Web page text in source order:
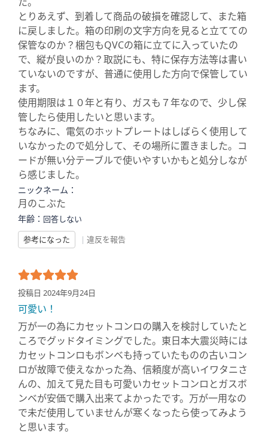
とりあえず、到着して商品の破損を確認して、また箱
に戻しました。箱の印刷の文字方向を見ると立てての
保管なのか？梱包もQVCの箱に立てに入っていたの
で、縦が良いのか？取説にも、特に保存方法等は書い
ていないのですが、普通に使用した方向で保管してい
ます。
使用期限は１０年と有り、ガスも７年なので、少し保
管したら使用したいと思います。
ちなみに、電気のホットプレートはしばらく使用して
いなかったので処分して、その場所に置きました。コ
ードが無い分テーブルで使いやすいかもと処分しなが
ら感じました。
ニックネーム：
月のこぶた
年齢： 回答しない
参考になった
| 違反を報告
投稿日 2024年9月24日
可愛い！
万が一の為にカセットコンロの購入を検討していたと
ころでグッドタイミングでした。東日本大震災時には
カセットコンロもボンベも持っていたものの古いコン
ロが故障で使えなかった為、信頼度が高いイワタニさ
んの、加えて見た目も可愛いカセットコンロとガスボ
ンベが安価で購入出来てよかったです。万が一用なの
で未だ使用していませんが寒くなったら使ってみよう
と思います。